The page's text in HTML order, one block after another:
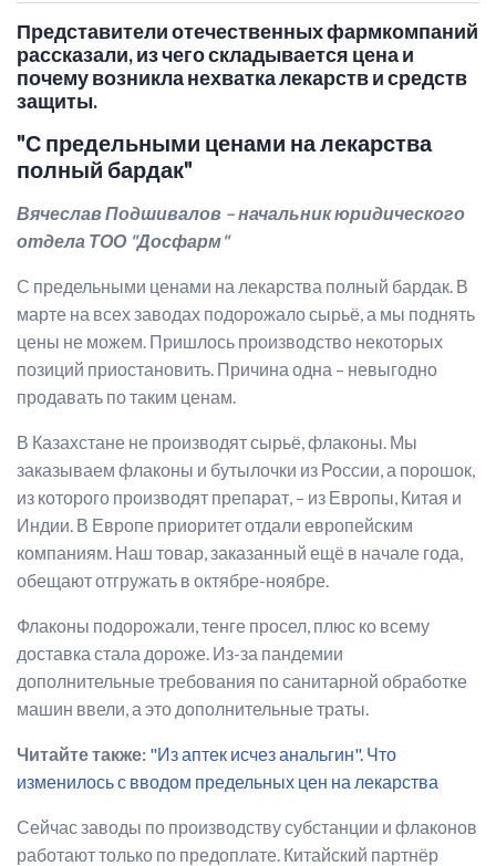
Представители отечественных фармкомпаний
рассказали, из чего складывается цена и
почему возникла нехватка лекарств и средств
защиты.
"С предельными ценами на лекарства
полный бардак"
Вячеслав Подшивалов – начальник юридического
отдела ТОО "Досфарм"
С предельными ценами на лекарства полный бардак. В
марте на всех заводах подорожало сырьё, а мы поднять
цены не можем. Пришлось производство некоторых
позиций приостановить. Причина одна – невыгодно
продавать по таким ценам.
В Казахстане не производят сырьё, флаконы. Мы
заказываем флаконы и бутылочки из России, а порошок,
из которого производят препарат, – из Европы, Китая и
Индии. В Европе приоритет отдали европейским
компаниям. Наш товар, заказанный ещё в начале года,
обещают отгружать в октябре-ноябре.
Флаконы подорожали, тенге просел, плюс ко всему
доставка стала дороже. Из-за пандемии
дополнительные требования по санитарной обработке
машин ввели, а это дополнительные траты.
Читайте также: "Из аптек исчез анальгин". Что
изменилось с вводом предельных цен на лекарства
Сейчас заводы по производству субстанции и флаконов
работают только по предоплате. Китайский партнёр